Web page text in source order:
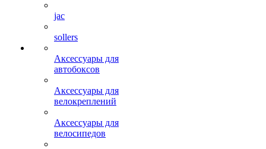
jac
sollers
Аксессуары для
автобоксов
Аксессуары для
велокреплений
Аксессуары для
велосипедов